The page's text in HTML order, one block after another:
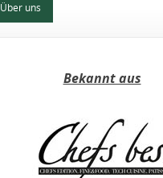
Über uns
Bekannt aus